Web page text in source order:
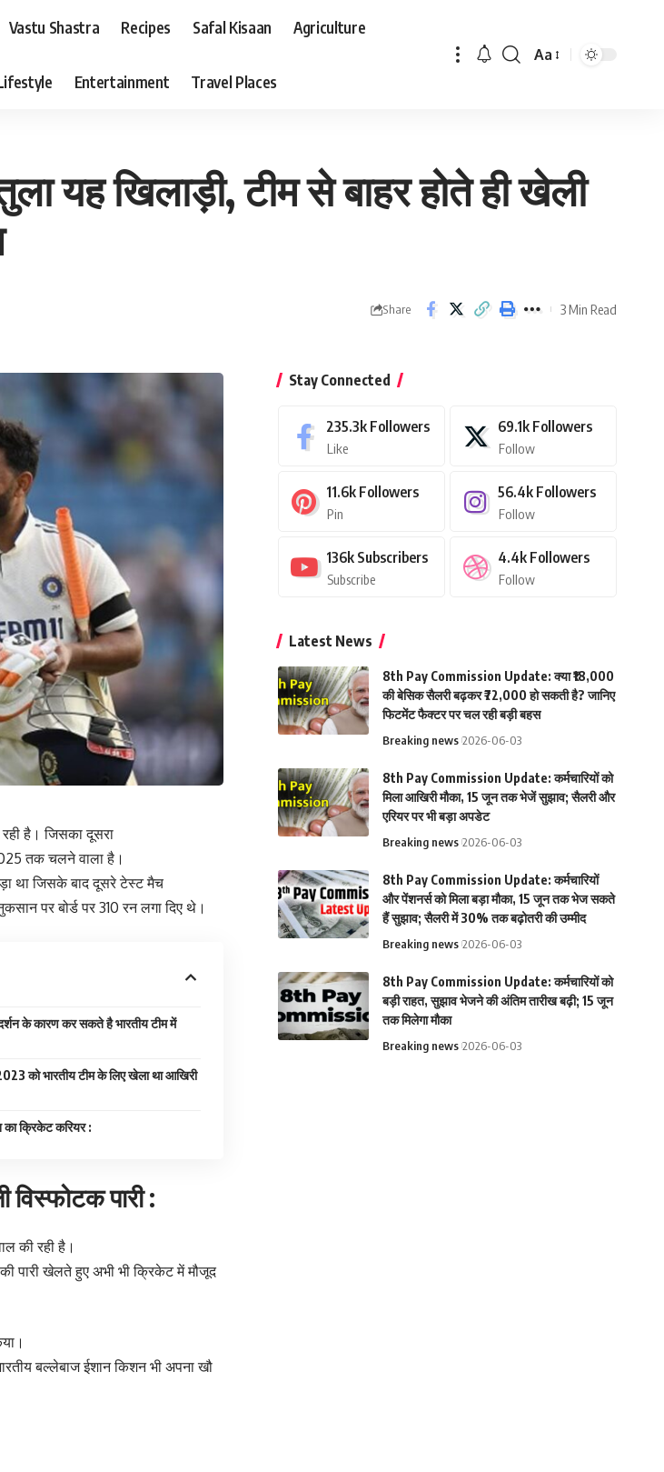
Vastu Shastra Recipes Safal Kisaan Agriculture
Entertainment Travel Places
Font
Aa
यह खिलाड़ी, टीम से बाहर होते ही खेली
Share 3 Min Read
है। जिसका दूसरा
तक चलने वाला है।
था जिसके बाद दूसरे टेस्ट मैच
पर बोर्ड पर 310 रन लगा दिए थे।
के कारण कर सकते है भारतीय टीम में
को भारतीय टीम के लिए खेला था आखिरी
का क्रिकेट करियर :
पारी :
की रही है।
पारी खेलते हुए अभी भी क्रिकेट में मौजूद
बल्लेबाज ईशान किशन भी अपना खौ
Stay Connected
235.3k Followers
Like
69.1k Followers
Follow
11.6k Followers
Pin
56.4k Followers
Follow
136k Subscribers
Subscribe
4.4k Followers
Follow
Latest News
8th Pay Commission Update: क्या ₹18,000
की बेसिक सैलरी बढ़कर ₹72,000 हो सकती है? जानिए
फिटमेंट फैक्टर पर चल रही बड़ी बहस
Breaking news 2026-06-03
8th Pay Commission Update: कर्मचारियों को
मिला आखिरी मौका, 15 जून तक भेजें सुझाव; सैलरी और
एरियर पर भी बड़ा अपडेट
Breaking news 2026-06-03
8th Pay Commission Update: कर्मचारियों
और पेंशनर्स को मिला बड़ा मौका, 15 जून तक भेज सकते
हैं सुझाव; सैलरी में 30% तक बढ़ोतरी की उम्मीद
Breaking news 2026-06-03
8th Pay Commission Update: कर्मचारियों को
बड़ी राहत, सुझाव भेजने की अंतिम तारीख बढ़ी; 15 जून
तक मिलेगा मौका
Breaking news 2026-06-03